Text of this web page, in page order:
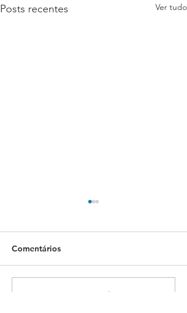
Posts recentes Ver tudo
Comissão Científica abre
Comentários
Não é mais possível comentar